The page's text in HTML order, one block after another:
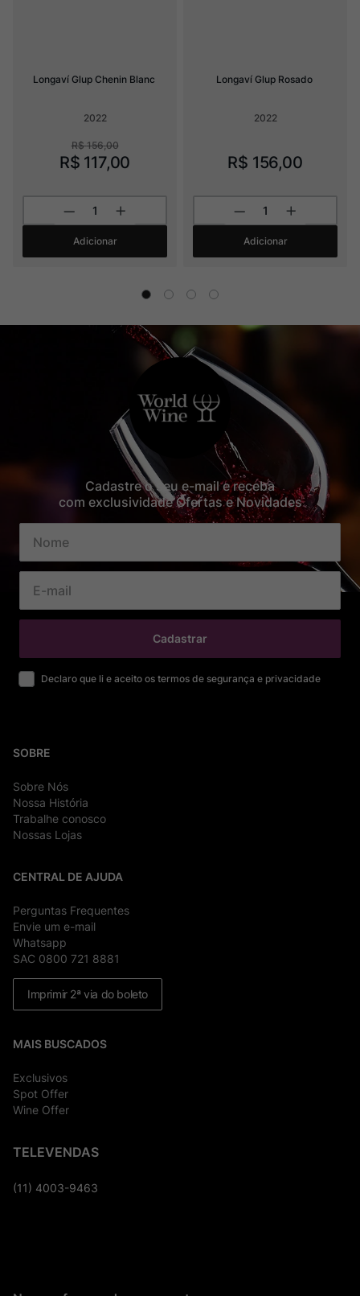
Longaví Glup Chenin Blanc
2022
R$ 156,00
R$ 117,00
Adicionar
Longaví Glup Rosado
2022
R$ 156,00
Adicionar
Cadastre o seu e-mail e receba
com exclusividade Ofertas e Novidades
Cadastrar
Declaro que li e aceito os termos de segurança e privacidade
SOBRE
Sobre Nós
Nossa História
Trabalhe conosco
Nossas Lojas
CENTRAL DE AJUDA
Perguntas Frequentes
Envie um e-mail
Whatsapp
SAC 0800 721 8881
Imprimir 2ª via do boleto
MAIS BUSCADOS
Exclusivos
Spot Offer
Wine Offer
TELEVENDAS
(11) 4003-9463